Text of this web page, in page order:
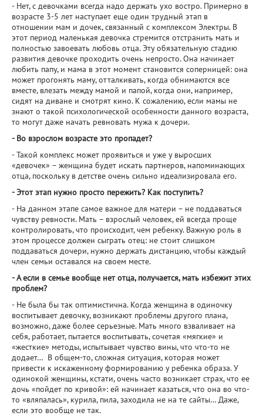
- Нет, с девочками всегда надо держать ухо востро. Примерно в
возрасте 3-5 лет наступает еще один трудный этап в
отношении мам и дочек, связанный с комплексом Электры. В
этот период маленькая девочка стремится отстранить мать и
полностью завоевать любовь отца. Эту обязательную стадию
развития девочке проходить очень непросто. Она начинает
любить папу, и мама в этот момент становится соперницей: она
может прогонять маму, отталкивать, когда обнимаются все
вместе, влезать между мамой и папой, когда они, например,
сидят на диване и смотрят кино. К сожалению, если мамы не
знают о такой психологической особенности данного возраста,
то могут даже начать ревновать мужа к дочери.
- Во взрослом возрасте это пропадет?
- Такой комплекс может проявиться и уже у выросших
«девочек» – женщина будет искать партнеров, напоминающих
отца, поскольку в детстве очень сильно идеализировала его.
- Этот этап нужно просто пережить? Как поступить?
- На данном этапе самое важное для матери – не поддаваться
чувству ревности. Мать – взрослый человек, ей всегда проще
контролировать, что происходит, чем ребенку. Важную роль в
этом процессе должен сыграть отец: не стоит слишком
поддаваться дочери, нужно держать дистанцию, чтобы каждый
член семьи оставался на своем месте.
- А если в семье вообще нет отца, получается, мать избежит этих
проблем?
- Не была бы так оптимистична. Когда женщина в одиночку
воспитывает девочку, возникают проблемы другого плана,
возможно, даже более серьезные. Мать много взваливает на
себя, работает, пытается воспитывать, сочетая «мягкие» и
«жесткие» методы, испытывает чувство вины, что что-то не
додает… В общем-то, сложная ситуация, которая может
привести к искаженному формированию у ребенка образа. У
одинокой женщины, кстати, очень часто возникает страх, что ее
дочь «пойдет по кривой»: ей начинает казаться, что она во что-
то «вляпалась», курила, пила, заходила не на те сайты… Даже,
если это вообще не так.